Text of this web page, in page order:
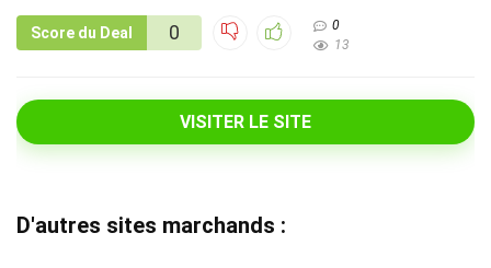
Score du Deal 0
0
13
VISITER LE SITE
D'autres sites marchands :